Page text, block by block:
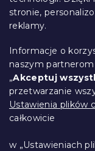
stronie,
reklamy.
Informacje o
naszym
„Akceptuj
przetwarzanie
Ustawienia plików
całkowicie
w „Ustawieniach
🇵🇱